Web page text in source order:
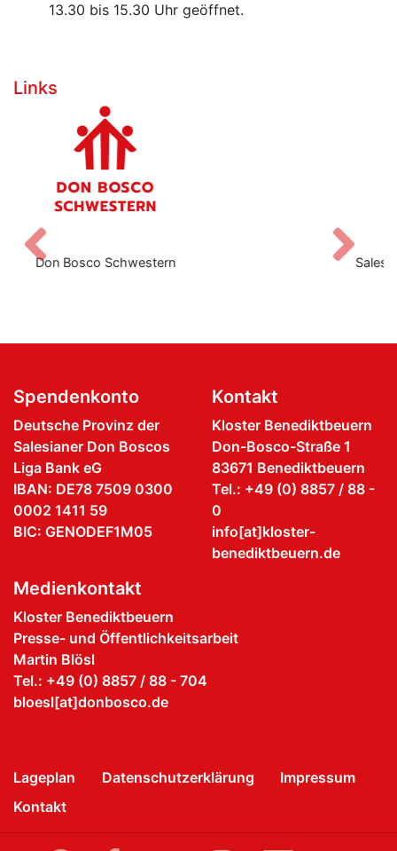
13.30 bis 15.30 Uhr geöffnet.
Links
Salesianische Mitarbeiter:innen Don Boscos
Zurück
Spendenkonto
Deutsche Provinz der
Salesianer Don Boscos
Liga Bank eG
IBAN: DE78 7509 0300
0002 1411 59
BIC: GENODEF1M05
Kontakt
Kloster Benediktbeuern
Don-Bosco-Straße 1
83671 Benediktbeuern
Tel.: +49 (0) 8857 / 88 -
0
info[at]kloster-
benediktbeuern.de
Medienkontakt
Kloster Benediktbeuern
Presse- und Öffentlichkeitsarbeit
Martin Blösl
Tel.: +49 (0) 8857 / 88 - 704
bloesl[at]donbosco.de
Lageplan Datenschutzerklärung
Impressum
Kontakt